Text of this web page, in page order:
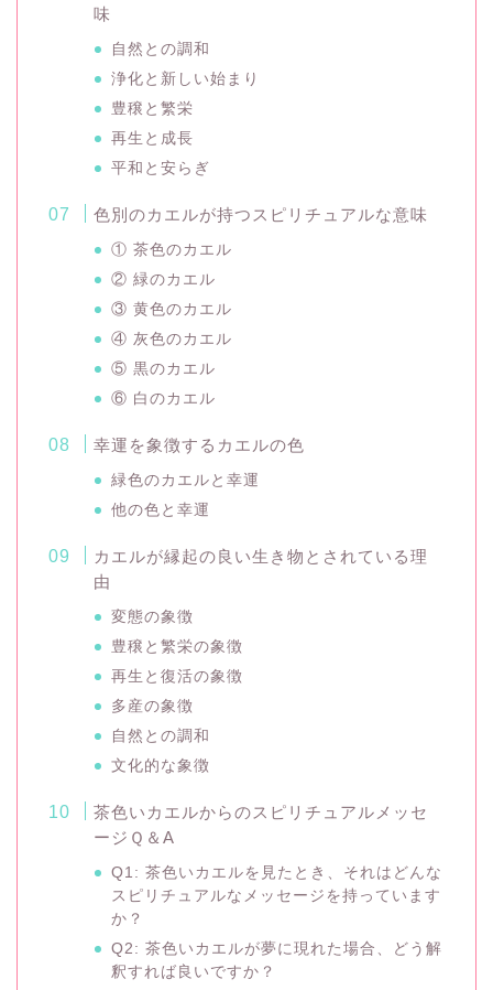
味
自然との調和
浄化と新しい始まり
豊穣と繁栄
再生と成長
平和と安らぎ
色別のカエルが持つスピリチュアルな意味
① 茶色のカエル
② 緑のカエル
③ 黄色のカエル
④ 灰色のカエル
⑤ 黒のカエル
⑥ 白のカエル
幸運を象徴するカエルの色
緑色のカエルと幸運
他の色と幸運
カエルが縁起の良い生き物とされている理
由
変態の象徴
豊穣と繁栄の象徴
再生と復活の象徴
多産の象徴
自然との調和
文化的な象徴
茶色いカエルからのスピリチュアルメッセ
ージＱ＆A
Q1: 茶色いカエルを見たとき、それはどんな
スピリチュアルなメッセージを持っています
か？
Q2: 茶色いカエルが夢に現れた場合、どう解
釈すれば良いですか？